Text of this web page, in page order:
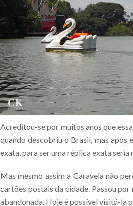
Acreditou-se por muitos anos que
quando descobriu o Brasil, mas após
exata, para ser uma réplica exata
Mas mesmo assim a Caravela não
cartões postais da cidade. Passou
abandonada. Hoje é possível visitá-la